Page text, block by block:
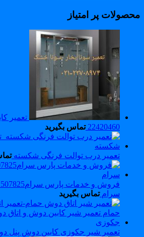
پر امتیاز
تعمیر
22420460 تماس بگیرید
تعمیر درب توالت فرنگی شکسته تماس
سرام تماس بگیرید
تعمیر شیر جکوزی کابین دوش پنل